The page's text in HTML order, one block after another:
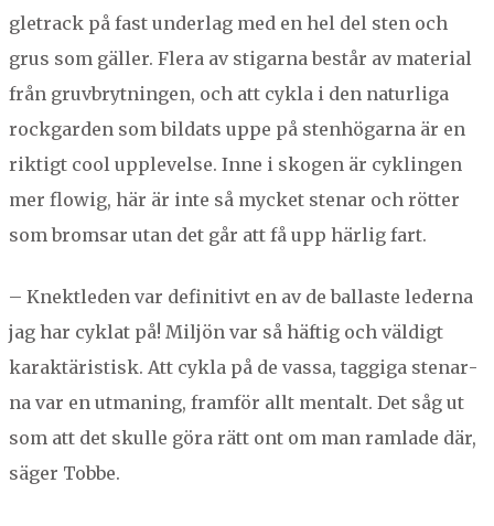
gle­track på fast under­lag med en hel del sten och
grus som gäller. Flera av sti­gar­na består av mate­r­i­al
från gru­vbry­t­nin­gen, och att cyk­la i den naturli­ga
rock­gar­den som bil­dats uppe på sten­hö­gar­na är en
rik­tigt cool upplevelse. Inne i sko­gen är cyk­lin­gen
mer flowig, här är inte så myck­et ste­nar och röt­ter
som brom­sar utan det går att få upp härlig fart.
– Knek­tle­den var defin­i­tivt en av de bal­laste led­er­na
jag har cyk­lat på! Miljön var så häftig och väldigt
karak­täris­tisk. Att cyk­la på de vas­sa, tag­gi­ga ste­nar­
na var en utman­ing, fram­för allt men­talt. Det såg ut
som att det skulle göra rätt ont om man ram­lade där,
säger Tobbe.